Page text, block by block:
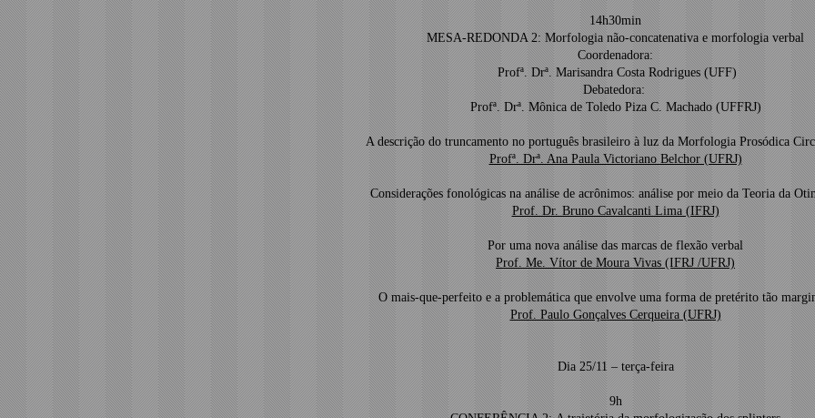
14h30min
MESA-REDONDA 2: Morfologia não-concatenativa e morfologia verbal
Coordenadora:
Profª. Drª. Marisandra Costa Rodrigues (UFF)
Debatedora:
Profª. Drª. Mônica de Toledo Piza C. Machado (UFFRJ)
A descrição do truncamento no português brasileiro à luz da Morfologia Prosódica
Profª. Drª. Ana Paula Victoriano Belchor (UFRJ)
Considerações fonológicas na análise de acrônimos: análise por meio da Teoria da
Prof. Dr. Bruno Cavalcanti Lima (IFRJ)
Por uma nova análise das marcas de flexão verbal
Prof. Me. Vítor de Moura Vivas (IFRJ /UFRJ)
O mais-que-perfeito e a problemática que envolve uma forma de pretérito tão
Prof. Paulo Gonçalves Cerqueira (UFRJ)
Dia 25/11 – terça-feira
9h